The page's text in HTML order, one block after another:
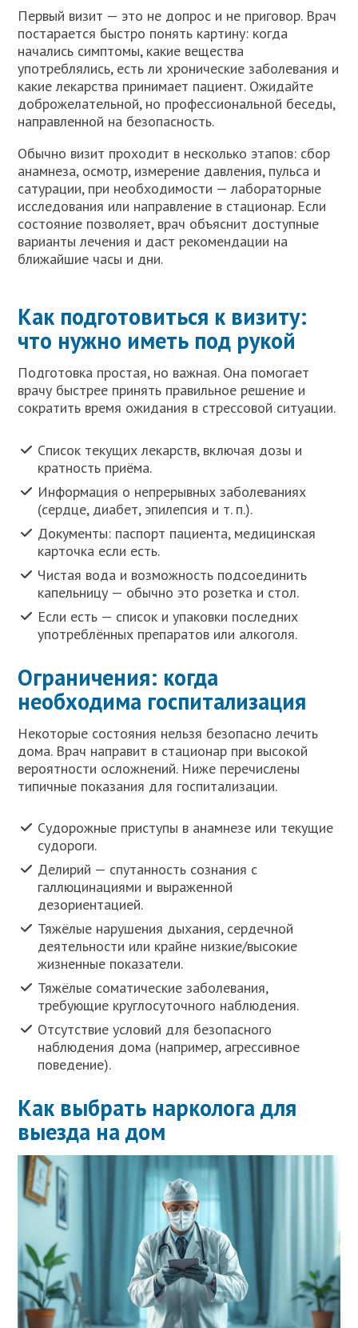
Первый визит — это не допрос и не приговор. Врач
постарается быстро понять картину: когда
начались симптомы, какие вещества
употреблялись, есть ли хронические заболевания и
какие лекарства принимает пациент. Ожидайте
доброжелательной, но профессиональной беседы,
направленной на безопасность.
Обычно визит проходит в несколько этапов: сбор
анамнеза, осмотр, измерение давления, пульса и
сатурации, при необходимости — лабораторные
исследования или направление в стационар. Если
состояние позволяет, врач объяснит доступные
варианты лечения и даст рекомендации на
ближайшие часы и дни.
Как подготовиться к визиту:
что нужно иметь под рукой
Подготовка простая, но важная. Она помогает
врачу быстрее принять правильное решение и
сократить время ожидания в стрессовой ситуации.
Список текущих лекарств, включая дозы и
кратность приёма.
Информация о непрерывных заболеваниях
(сердце, диабет, эпилепсия и т. п.).
Документы: паспорт пациента, медицинская
карточка если есть.
Чистая вода и возможность подсоединить
капельницу — обычно это розетка и стол.
Если есть — список и упаковки последних
употреблённых препаратов или алкоголя.
Ограничения: когда
необходима госпитализация
Некоторые состояния нельзя безопасно лечить
дома. Врач направит в стационар при высокой
вероятности осложнений. Ниже перечислены
типичные показания для госпитализации.
Судорожные приступы в анамнезе или текущие
судороги.
Делирий — спутанность сознания с
галлюцинациями и выраженной
дезориентацией.
Тяжёлые нарушения дыхания, сердечной
деятельности или крайне низкие/высокие
жизненные показатели.
Тяжёлые соматические заболевания,
требующие круглосуточного наблюдения.
Отсутствие условий для безопасного
наблюдения дома (например, агрессивное
поведение).
Как выбрать нарколога для
выезда на дом